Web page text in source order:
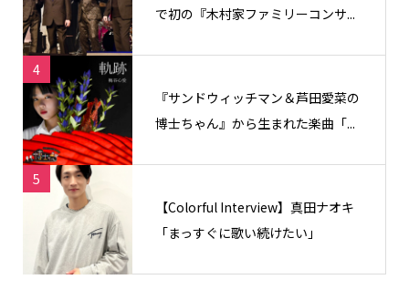
で初の『木村家ファミリーコンサ...
4
『サンドウィッチマン＆芦田愛菜の
博士ちゃん』から生まれた楽曲「...
5
【Colorful Interview】真田ナオキ
「まっすぐに歌い続けたい」